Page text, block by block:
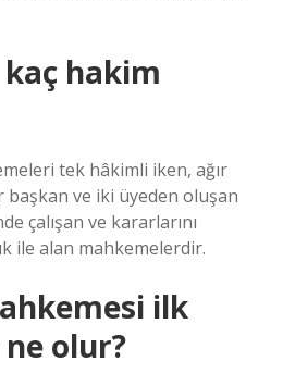
kaç hakim
tek hâkimli iken, ağır
başkan ve iki üyeden oluşan
çalışan ve kararlarını
ile alan mahkemelerdir.
ilk
olur?